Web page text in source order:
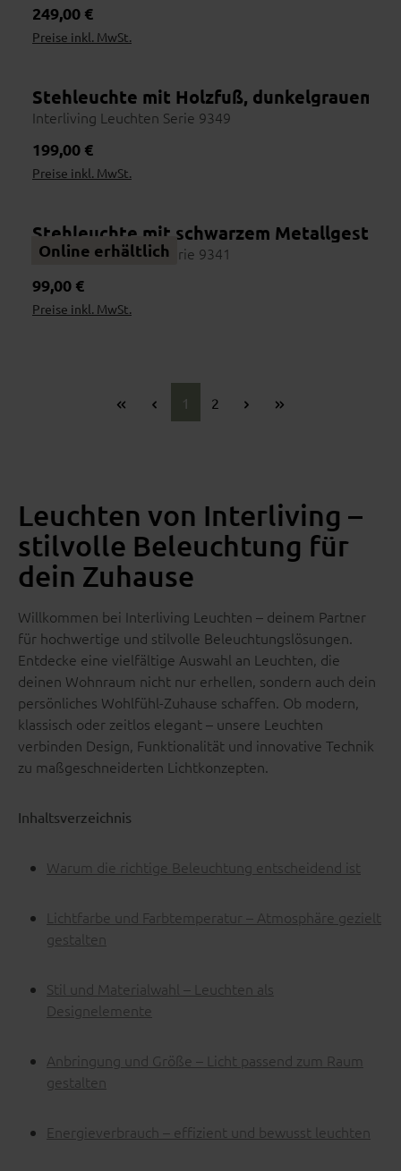
Wohnbeispiel
Regulärer Preis:
249,00 €
Preise inkl. MwSt.
Stehleuchte mit Holzfuß, dunkelgrauem
Interliving Leuchten Serie 9349
Regulärer Preis:
199,00 €
Preise inkl. MwSt.
Online erhältlich
Stehleuchte mit schwarzem Metallgestell
Interliving Leuchten Serie 9341
Regulärer Preis:
99,00 €
Preise inkl. MwSt.
Seite
1 Seite
2
Leuchten von Interliving –
stilvolle Beleuchtung für
dein Zuhause
Willkommen bei Interliving Leuchten – deinem Partner
für hochwertige und stilvolle Beleuchtungslösungen.
Entdecke eine vielfältige Auswahl an Leuchten, die
deinen Wohnraum nicht nur erhellen, sondern auch dein
persönliches Wohlfühl-Zuhause schaffen. Ob modern,
klassisch oder zeitlos elegant – unsere Leuchten
verbinden Design, Funktionalität und innovative Technik
zu maßgeschneiderten Lichtkonzepten.
Inhaltsverzeichnis
Warum die richtige Beleuchtung entscheidend ist
Lichtfarbe und Farbtemperatur – Atmosphäre gezielt
gestalten
Stil und Materialwahl – Leuchten als
Designelemente
Anbringung und Größe – Licht passend zum Raum
gestalten
Energieverbrauch – effizient und bewusst leuchten